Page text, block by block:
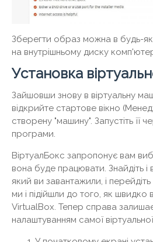
Зберегти образ можна в будь-
на внутрішньому диску
Установка
Зайшовши знову в віртуальну
відкрийте стартове вікно
створену "машину". Запустіть її
програми.
ВіртуалБокс запропонує вам
вона буде працювати. Знайдіть і
який ви завантажили, і
ми і підійшли до того, як
VirtualBox. Тепер справа
налаштуванням самої